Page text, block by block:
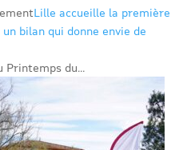
Lille accueille la première
bilan qui donne envie de
Printemps du...